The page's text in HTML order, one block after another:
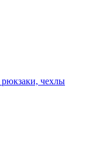
рюкзаки, чехлы